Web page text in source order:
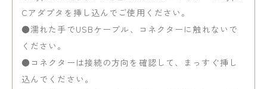
Cアダプタを挿し込んでご使用ください。
●濡れた手でUSBケーブル、コネクターに触れないで
ください。
●コネクターは接続の方向を確認して、まっすぐ挿し
込んでください。